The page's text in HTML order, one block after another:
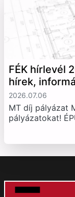
FÉK hírlevél
hírek,
2026.07.06
MT díj pályázat
pályázatokat!